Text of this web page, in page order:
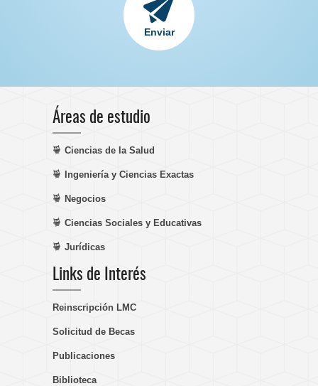
Áreas de estudio
Ciencias de la Salud
Ingeniería y Ciencias Exactas
Negocios
Ciencias Sociales y Educativas
Jurídicas
Links de Interés
Reinscripción LMC
Solicitud de Becas
Publicaciones
Biblioteca